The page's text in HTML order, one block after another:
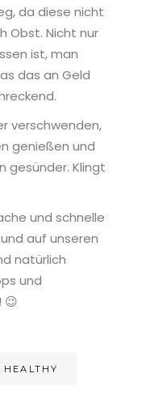
da diese nicht
Obst. Nicht nur
ist, man
das an Geld
verschwenden,
genießen und
gesünder. Klingt
und schnelle
auf unseren
natürlich
und
😉
HEALTHY